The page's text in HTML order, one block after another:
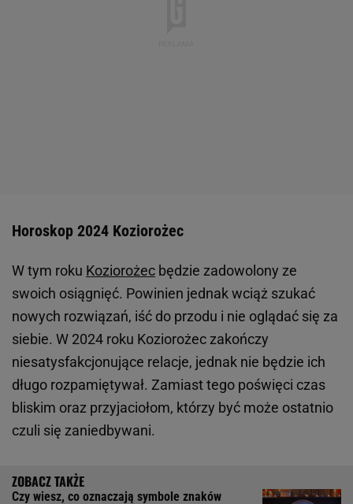
Horoskop 2024 Koziorożec
W tym roku Koziorożec będzie zadowolony ze
swoich osiągnięć. Powinien jednak wciąż szukać
nowych rozwiązań, iść do przodu i nie oglądać się za
siebie. W 2024 roku Koziorożec zakończy
niesatysfakcjonujące relacje, jednak nie będzie ich
długo rozpamiętywał. Zamiast tego poświęci czas
bliskim oraz przyjaciołom, którzy być może ostatnio
czuli się zaniedbywani.
Czy wiesz, co oznaczają symbole znaków